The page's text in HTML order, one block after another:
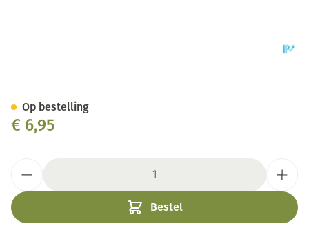
€ 6,95
Bestel
Op bestelling